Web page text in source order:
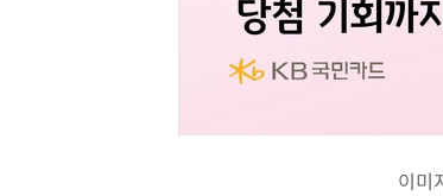
이미